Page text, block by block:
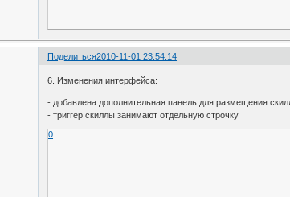
Поделиться2010-11-01 23:54:14
6. Изменения интерфейса:
- добавлена дополнительная панель для размещения
- триггер скиллы занимают отдельную строчку
0